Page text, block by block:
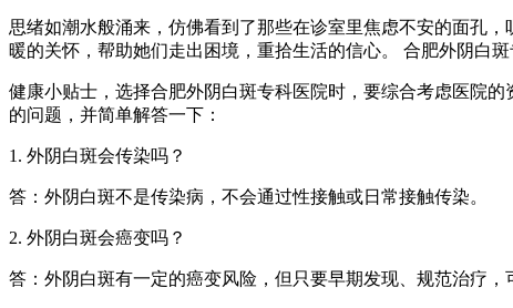
思绪如潮水般涌来，仿佛看到了那些在诊室里焦虑不安的面孔
暖的关怀，帮助她们走出困境，重拾生活的信心。 合肥外阴白
健康小贴士，选择合肥外阴白斑专科医院时，要综合考虑医院
的问题，并简单解答一下：
1. 外阴白斑会传染吗？
答：外阴白斑不是传染病，不会通过性接触或日常接触传染。
2. 外阴白斑会癌变吗？
答：外阴白斑有一定的癌变风险，但只要早期发现、规范治疗，